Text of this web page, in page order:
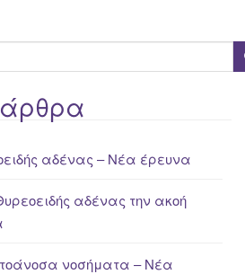
αδένας – Νέα έρευνα
αδένας την ακοή
νοσήματα – Νέα